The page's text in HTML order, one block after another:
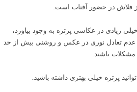
فلاش در حضور آفتاب است.
زیادی در عکاسی پرتره به وجود بیاورد،
عدم تعادل نوری در عکس و روشنی بیش از حد
مشکلات باشند.